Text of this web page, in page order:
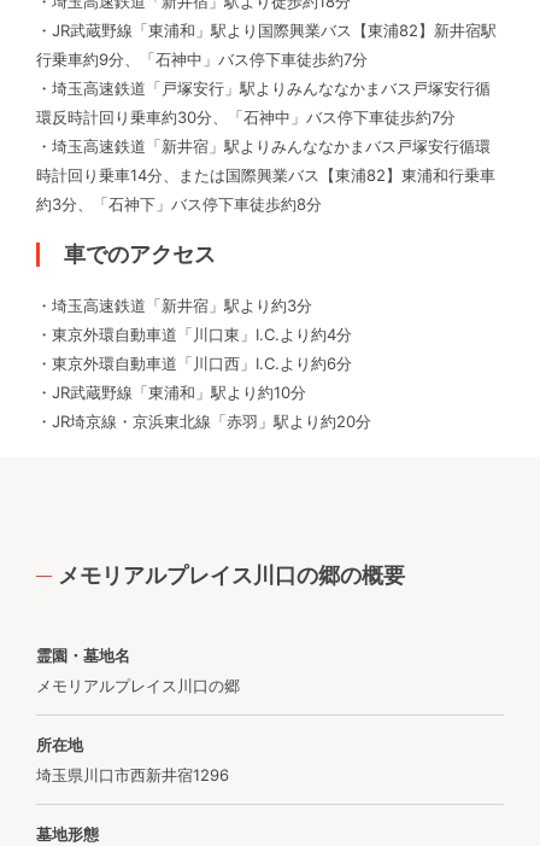
・JR武蔵野線「東浦和」駅より国際興業バス【東浦82】新井宿駅
行乗車約9分、「石神中」バス停下車徒歩約7分
・埼玉高速鉄道「戸塚安行」駅よりみんななかまバス戸塚安行循
環反時計回り乗車約30分、「石神中」バス停下車徒歩約7分
・埼玉高速鉄道「新井宿」駅よりみんななかまバス戸塚安行循環
時計回り乗車14分、または国際興業バス【東浦82】東浦和行乗車
約3分、「石神下」バス停下車徒歩約8分
車でのアクセス
・埼玉高速鉄道「新井宿」駅より約3分
・東京外環自動車道「川口東」I.C.より約4分
・東京外環自動車道「川口西」I.C.より約6分
・JR武蔵野線「東浦和」駅より約10分
・JR埼京線・京浜東北線「赤羽」駅より約20分
メモリアルプレイス川口の郷の概要
霊園・墓地名
メモリアルプレイス川口の郷
所在地
埼玉県川口市西新井宿1296
墓地形態